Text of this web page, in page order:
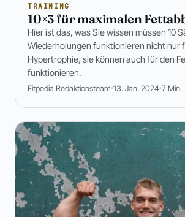
TRAINING
10×3 für maximalen
Hier ist das, was Sie wissen müssen 10
Wiederholungen funktionieren nicht nur
Hypertrophie, sie können auch für den
funktionieren.
Fitpedia Redaktionsteam 13. Jan. 2024 7 Min.